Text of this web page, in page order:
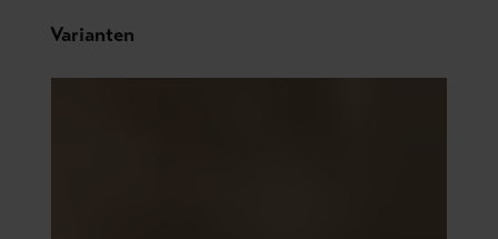
Produktgalerie überspringen
Varianten